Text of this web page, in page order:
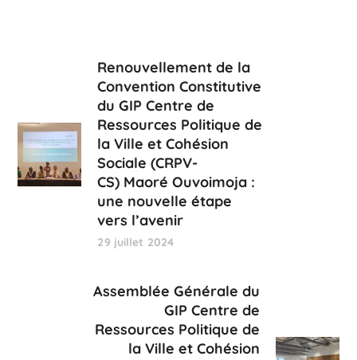
Renouvellement de la
Convention Constitutive
du GIP Centre de
Ressources Politique de
la Ville et Cohésion
Sociale (CRPV-
CS) Maoré Ouvoimoja :
une nouvelle étape
vers l’avenir
29 juillet 2024
Assemblée Générale du
GIP Centre de
Ressources Politique de
la Ville et Cohésion